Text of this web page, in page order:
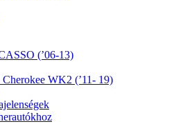
(’06-13)
Cherokee WK2 (’11- 19)